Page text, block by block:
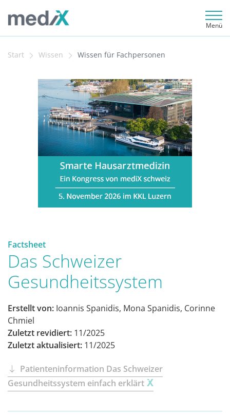
Menü
Start Wissen Wissen für Fachpersonen
Factsheet
Das Schweizer
Gesundheitssystem
Erstellt von: Ioannis Spanidis, Mona Spanidis, Corinne
Chmiel
Zuletzt revidiert: 11/2025
Zuletzt aktualisiert: 11/2025
Patienteninformation Das Schweizer
Gesundheitssystem einfach erklärt